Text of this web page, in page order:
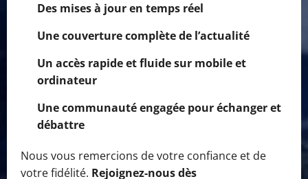
Des mises à jour en temps réel
Une couverture complète de l’actualité
Un accès rapide et fluide sur mobile et
ordinateur
Une communauté engagée pour échanger et
débattre
Nous vous remercions de votre confiance et de
votre fidélité. Rejoignez-nous dès